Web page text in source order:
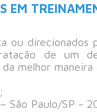
EM
direcionados
de um
melhor maneira
São Paulo/SP -